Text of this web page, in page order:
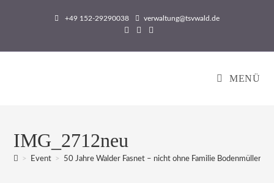
+49 152-29290038 verwaltung@tsvwald.de
MENÜ
IMG_2712neu
> Event > 50 Jahre Walder Fasnet – nicht ohne Familie Bodenmüller